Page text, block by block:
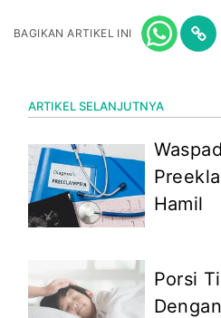
BAGIKAN ARTIKEL INI
ARTIKEL SELANJUTNYA
Hamil
Porsi